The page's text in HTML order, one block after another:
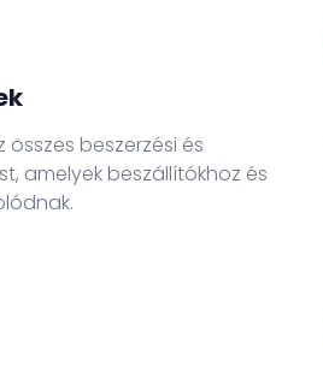
összes beszerzési és
amelyek beszállítókhoz és